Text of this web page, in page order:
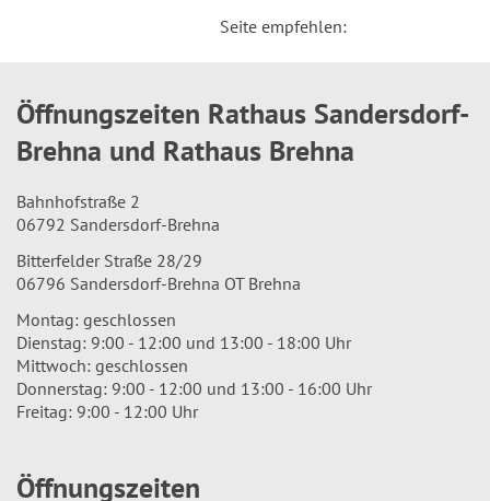
Seite empfehlen:
Öffnungszeiten Rathaus Sandersdorf-
Brehna und Rathaus Brehna
Bahnhofstraße 2
06792 Sandersdorf-Brehna
Bitterfelder Straße 28/29
06796 Sandersdorf-Brehna OT Brehna
Montag: geschlossen
Dienstag: 9:00 - 12:00 und 13:00 - 18:00 Uhr
Mittwoch: geschlossen
Donnerstag: 9:00 - 12:00 und 13:00 - 16:00 Uhr
Freitag: 9:00 - 12:00 Uhr
Öffnungszeiten